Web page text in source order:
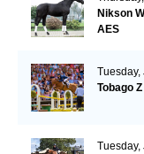
Nikson
AES
Tuesday,
Tobago
Tuesday,